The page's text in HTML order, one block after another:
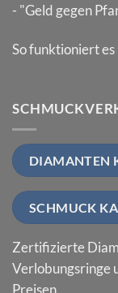
- "Geld gegen
So funktioniert es
DIAMANTEN
SCHMUCK
Zertifizierte
Verlobungsringe
Preisen.